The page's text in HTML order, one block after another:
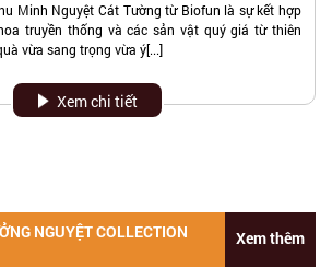
MIỀN BẮC
ĐẠI LÝ ĐTHT BIOFUN - ĐĂNG ANH
tại HƯNG YÊN
Số 71 Hải Thượng Lãn Ông, TP. Hưng
MIỀN BẮC
Đông Trùng Hạ Thảo Biofun tại Tam
Đảo - Vĩnh Phúc
Minh Nguyệt Cát Tường từ Biofun là sự kết hợp
truyền thống và các sản vật quý giá từ thiên
vừa sang trọng vừa ý[...]
Xem chi tiết
NGUYỆT COLLECTION
Xem thêm